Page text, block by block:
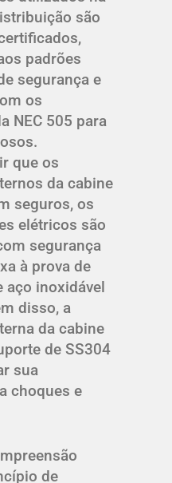
são
padrões
segurança e
os
NEC 505 para
que os
da cabine
seguros, os
elétricos são
segurança
à prova de
aço inoxidável
disso, a
da cabine
de SS304
sua
choques e
de